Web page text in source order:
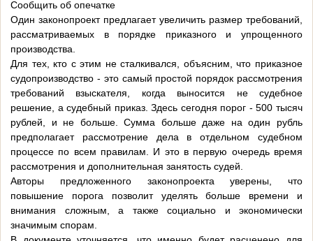
Сообщить об опечатке
Один законопроект предлагает увеличить размер требований,
рассматриваемых в порядке приказного и упрощенного
производства.
Для тех, кто с этим не сталкивался, объясним, что приказное
судопроизводство - это самый простой порядок рассмотрения
требований взыскателя, когда выносится не судебное
решение, а судебный приказ. Здесь сегодня порог - 500 тысяч
рублей, и не больше. Сумма больше даже на один рубль
предполагает рассмотрение дела в отдельном судебном
процессе по всем правилам. И это в первую очередь время
рассмотрения и дополнительная занятость судей.
Авторы предложенного законопроекта уверены, что
повышение порога позволит уделять больше времени и
внимания сложным, а также социально и экономически
значимым спорам.